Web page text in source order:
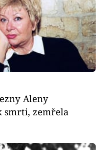
Aleny
smrti, zemřela